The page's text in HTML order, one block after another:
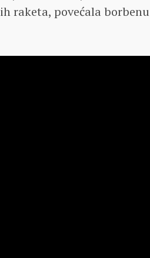
raketa, povećala borbenu